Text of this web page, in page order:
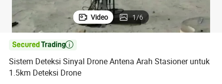
Video 1/6

Sistem Deteksi Sinyal Drone Antena Arah Stasioner untuk
1.5km Deteksi Drone